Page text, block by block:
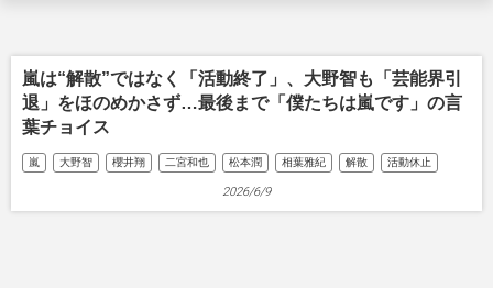
嵐は“解散”ではなく「活動終了」、大野智も「芸能界引
退」をほのめかさず…最後まで「僕たちは嵐です」の言
葉チョイス
嵐 大野智 櫻井翔 二宮和也 松本潤 相葉雅紀 解散 活動休止
2026/6/9